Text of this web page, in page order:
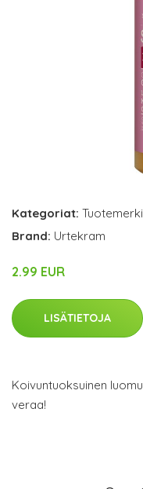
Kategoriat:
Brand: Urtekram
2.99 EUR
LISÄTIETOJA
Koivuntuoksuinen
veraa!